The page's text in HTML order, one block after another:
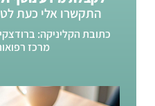
התקשרו אלי כעת לטלפון 0722-
מרכז